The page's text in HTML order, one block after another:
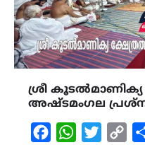
ശ്രീ
അഷ്ടമംഗല
FacebookWhatsAppTwitter